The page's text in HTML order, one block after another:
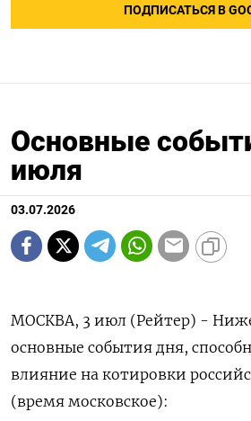
ПОДПИСАТЬСЯ В
Основные
июля
03.07.2026
МОСКВА, 3 июл (Рейтер) -
основные события дня,
влияние на котировки
(время московское):